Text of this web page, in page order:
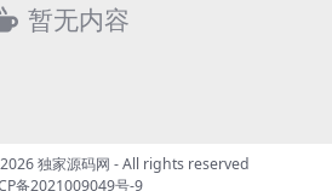
暂无内容
独家源码网 - All rights reserved
备2021009049号-9